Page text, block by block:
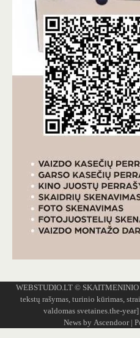
WEBSTUDIO.LT © SKAITMENINIO
tekstų rašymas, turinio kūrimas,
valdomas svetaines.the-year]
News by Ascendoor|